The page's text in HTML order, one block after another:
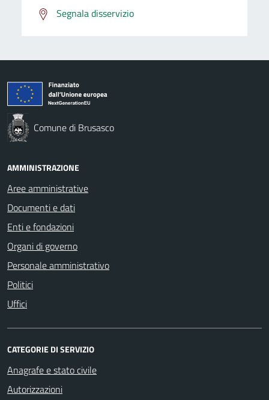
Segnala disservizio
Comune di Brusasco
AMMINISTRAZIONE
Aree amministrative
Documenti e dati
Enti e fondazioni
Organi di governo
Personale amministrativo
Politici
Uffici
CATEGORIE DI SERVIZIO
Anagrafe e stato civile
Autorizzazioni